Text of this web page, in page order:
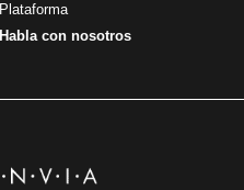
Plataforma
Habla con nosotros